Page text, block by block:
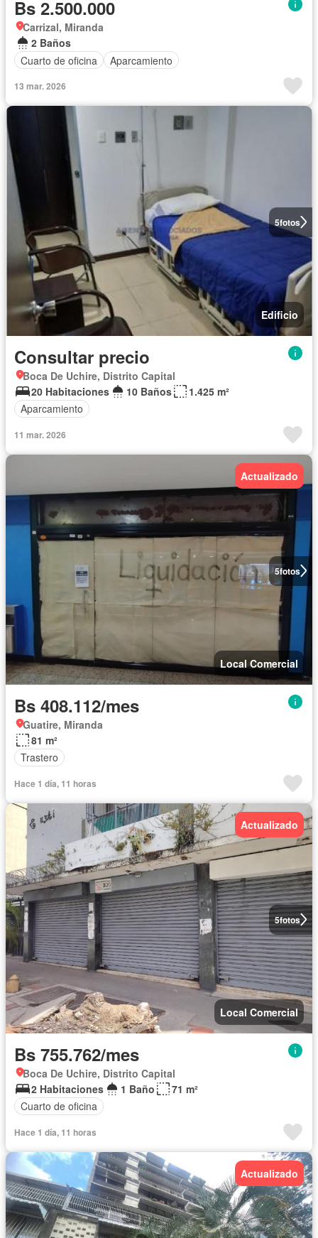
Bs 2.500.000
Carrizal, Miranda
2 Baños
Cuarto de oficina
Aparcamiento
13 mar. 2026
5fotos
Edificio
Consultar precio
Boca De Uchire, Distrito Capital
20 Habitaciones
10 Baños
1.425 m²
Aparcamiento
11 mar. 2026
5fotos
Actualizado
Local Comercial
Bs 408.112/mes
Guatire, Miranda
81 m²
Trastero
Hace 1 día, 11 horas
5fotos
Actualizado
Local Comercial
Bs 755.762/mes
Boca De Uchire, Distrito Capital
2 Habitaciones
1 Baño
71 m²
Cuarto de oficina
Hace 1 día, 11 horas
Actualizado